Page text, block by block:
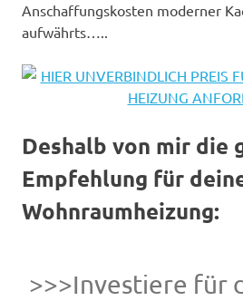
Anschaffungskosten moderner
aufwährts…..
Deshalb von mir die
Empfehlung für
Wohnraumheizung:
>>>Investiere für